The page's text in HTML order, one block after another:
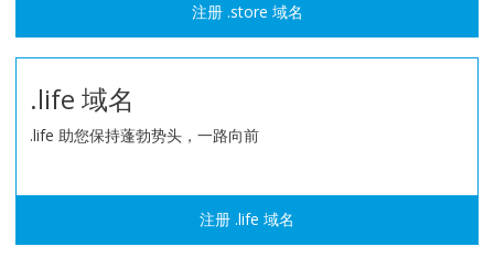
注册 .store 域名
.life 域名
.life 助您保持蓬勃势头，一路向前
注册 .life 域名